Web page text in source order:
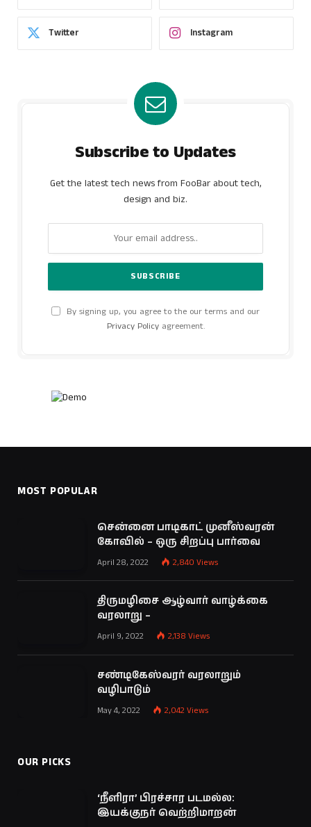
Twitter Instagram
Subscribe to Updates
Get the latest tech news from FooBar about tech,
design and biz.
By signing up, you agree to the our terms and our
Privacy Policyagreement.
MOST POPULAR
சென்னை பாடிகாட் முனீஸ்வரன்
கோவில் – ஒரு சிறப்பு பார்வை
April 28, 2022 2,840 Views
திருமழிசை ஆழ்வார் வாழ்க்கை
வரலாறு –
April 9, 2022 2,138 Views
சண்டிகேஸ்வரர் வரலாறும்
வழிபாடும்
May 4, 2022 2,042 Views
OUR PICKS
‘நீளிரா’ பிரச்சார படமல்ல:
இயக்குநர் வெற்றிமாறன்